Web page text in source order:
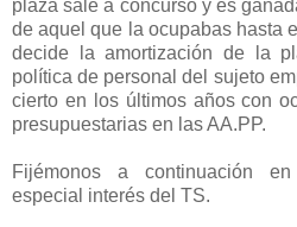
plaza sale a concurso y es
de aquel que la ocupabas hasta
decide la amortización de la
política de personal del sujeto
cierto en los últimos años con
presupuestarias en las AA.PP.
Fijémonos a continuación
especial interés del TS.